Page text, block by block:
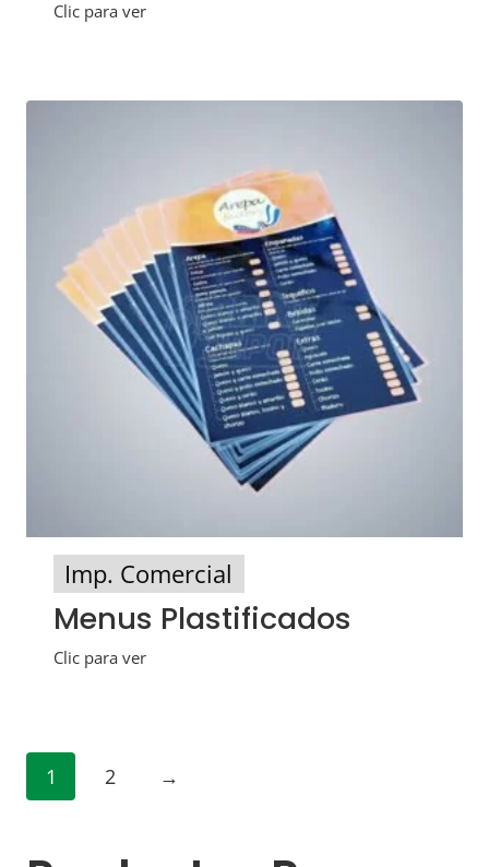
Clic para ver
Imp. Comercial
Menus Plastificados
Clic para ver
1 2 →